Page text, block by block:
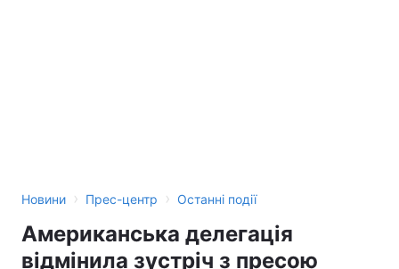
Новини › Прес-центр › Останні події
Американська делегація
відмінила зустріч з пресою